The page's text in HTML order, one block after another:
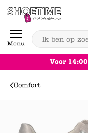
Skip to content
Menu
Comfort